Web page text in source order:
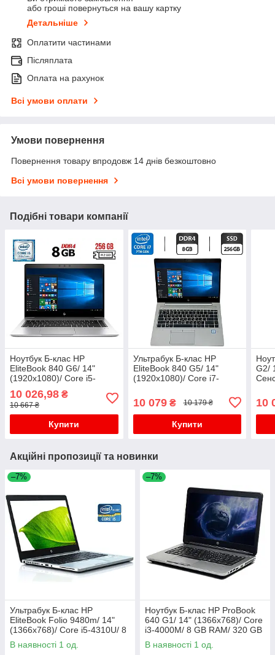
або гроші повернуться на вашу картку
Детальніше
Оплатити частинами
Післяплата
Оплата на рахунок
Всі умови оплати
Умови повернення
Повернення товару впродовж 14 днів безкоштовно
Всі умови повернення
Подібні товари компанії
Ноутбук Б-клас HP
EliteBook 840 G6/ 14"
(1920x1080)/ Core i5-
SSD/ UHD 620
10 026,98 ₴
10 667 ₴
Купити
Ультрабук Б-клас HP
EliteBook 840 G5/ 14"
(1920x1080)/ Core i7-
SSD/ HD 620
10 079₴ 10 179 ₴
Купити
G2/
10
Акційні пропозиції та новинки
–7%
Ультрабук Б-клас HP
EliteBook Folio 9480m/ 14"
(1366x768)/ Core i5-4310U/ 8
GB RAM/ 180 GB SSD/ HD
4400
В наявності 1 од.
–7%
Ноутбук Б-клас HP ProBook
640 G1/ 14" (1366x768)/ Core
i3-4000M/ 8 GB RAM/ 320 GB
HDD/ HD Graphic 4600
В наявності 1 од.